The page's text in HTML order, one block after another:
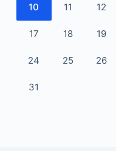
10 11 12
17 18 19
24 25 26
31